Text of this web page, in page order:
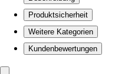
Produktsicherheit
Weitere Kategorien
Kundenbewertungen